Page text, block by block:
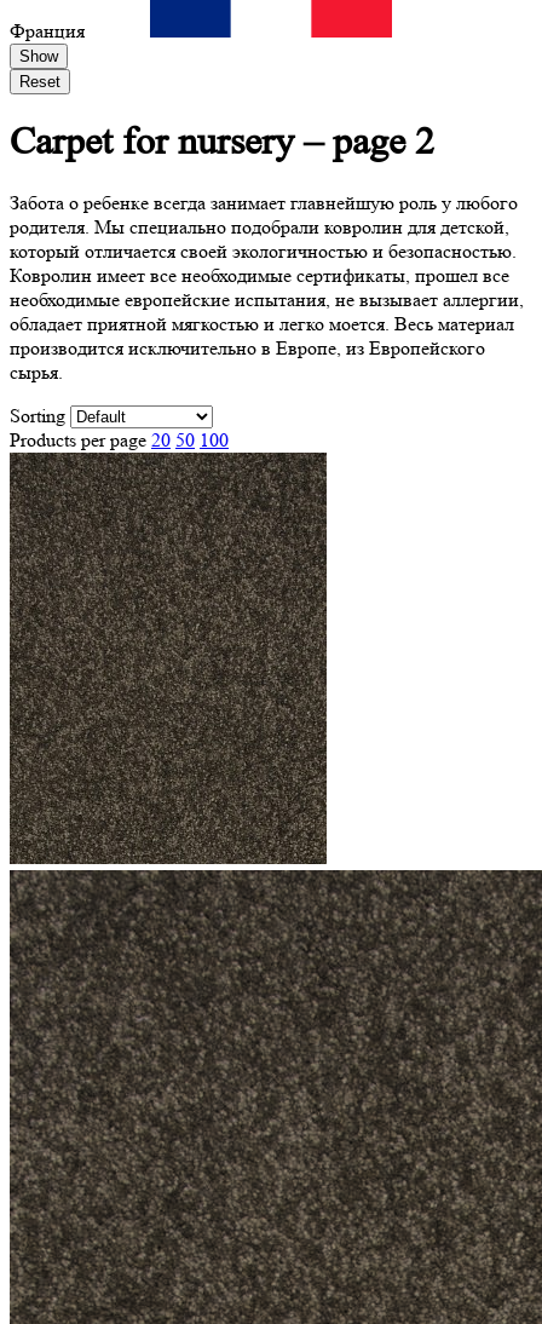
Франция
Show
Reset
Сarpetfor nursery – page 2
Забота о ребенке всегда занимает главнейшую роль у любого
родителя. Мы специально подобрали ковролин для детской,
который отличается своей экологичностью и безопасностью.
Ковролин имеет все необходимые сертификаты, прошел все
необходимые европейские испытания, не вызывает аллергии,
обладает приятной мягкостью и легко моется. Весь материал
производится исключительно в Европе, из Европейского
сырья.
Sorting
Products per page 20 50 100